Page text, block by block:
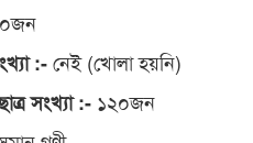
:-নেই (খোলা হয়নি)
সংখ্যা :- ১২০জন